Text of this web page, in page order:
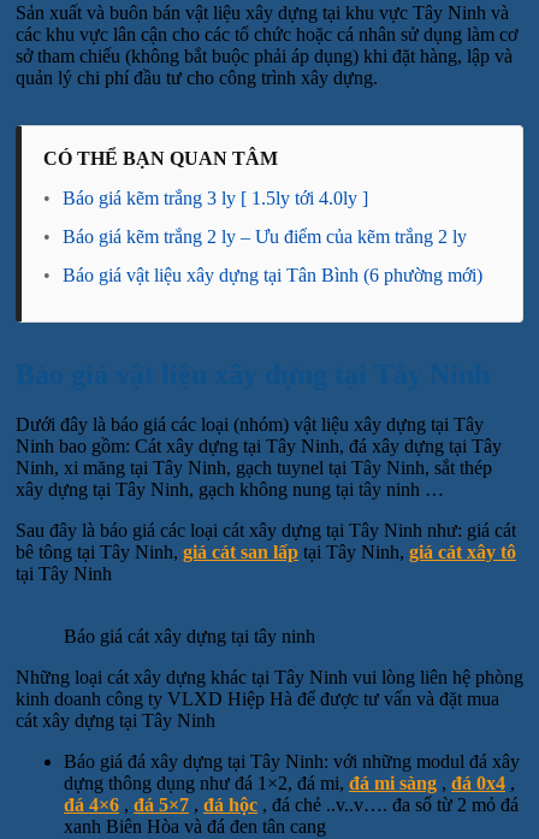
Sản xuất và buôn bán vật liệu xây dựng tại khu vực Tây Ninh và
các khu vực lân cận cho các tổ chức hoặc cá nhân sử dụng làm cơ
sở tham chiếu (không bắt buộc phải áp dụng) khi đặt hàng, lập và
quản lý chi phí đầu tư cho công trình xây dựng.
CÓ THỂ BẠN QUAN TÂM
•
Báo giá kẽm trắng 3 ly [ 1.5ly tới 4.0ly ]
•
Báo giá kẽm trắng 2 ly – Ưu điểm của kẽm trắng 2 ly
•
Báo giá vật liệu xây dựng tại Tân Bình (6 phường mới)
Dưới đây là báo giá các loại (nhóm) vật liệu xây dựng tại Tây
Ninh bao gồm: Cát xây dựng tại Tây Ninh, đá xây dựng tại Tây
Ninh, xi măng tại Tây Ninh, gạch tuynel tại Tây Ninh, sắt thép
xây dựng tại Tây Ninh, gạch không nung tại tây ninh …
Sau đây là báo giá các loại cát xây dựng tại Tây Ninh như: giá cát
bê tông tại Tây Ninh, giá cát san lấp tại Tây Ninh, giá cát xây tô
tại Tây Ninh
Báo giá cát xây dựng tại tây ninh
Những loại cát xây dựng khác tại Tây Ninh vui lòng liên hệ phòng
kinh doanh công ty VLXD Hiệp Hà để được tư vấn và đặt mua
cát xây dựng tại Tây Ninh
Báo giá đá xây dựng tại Tây Ninh: với những modul đá xây
dựng thông dụng như đá 1×2, đá mi, đá mi sàng , đá 0x4 ,
đá 4×6 , đá 5×7 , đá hộc , đá chẻ ..v..v…. đa số từ 2 mỏ đá
xanh Biên Hòa và đá đen tân cang